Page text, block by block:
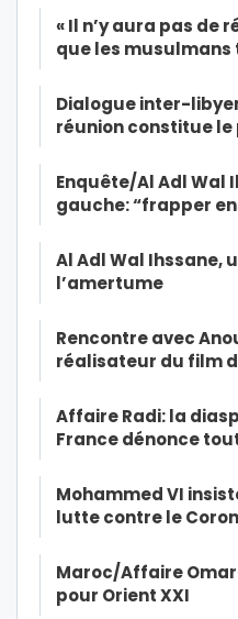
« Il n’y aura pas de
que les
Dialogue inter-
réunion constitue
Enquête/Al Adl Wal
gauche: “frapper
Al Adl Wal Ihssane,
l’amertume
Rencontre avec
réalisateur du film
Affaire Radi: la
France dénonce
Mohammed VI
lutte contre le
Maroc/Affaire
pour Orient XXI